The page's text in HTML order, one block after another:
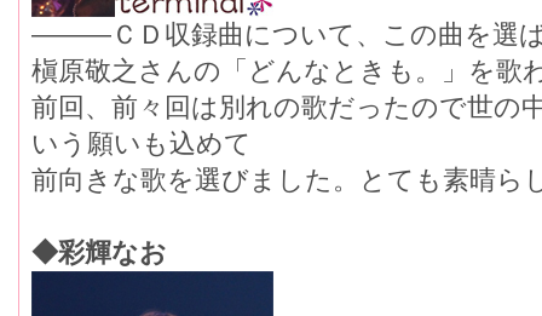
―――ＣＤ収録曲について、この曲を選
槇原敬之さんの「どんなときも。」を歌
前回、前々回は別れの歌だったので世の
いう願いも込めて
前向きな歌を選びました。とても素晴ら
◆彩輝なお